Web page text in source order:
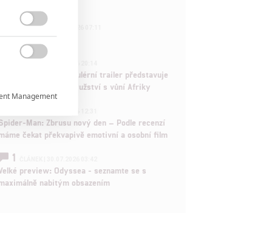
433FILM | 01.08.2026 07:11
Děti krve a kostí: Regulérní trailer představuje
akční fantasy dobrodružství s vůní Afriky
Man: Zbrusu nový den – Podle recenzí
čekat překvapivě emotivní a osobní film
1
preview: Odyssea - seznamte se s
nabitým obsazením


chyb,
Management